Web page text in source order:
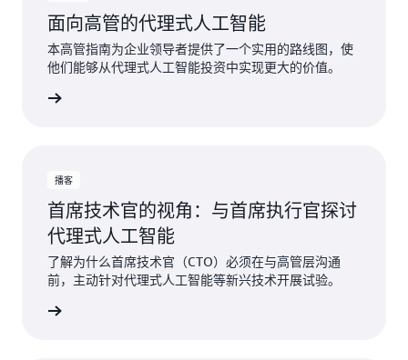
面向高管的代理式人工智能
本高管指南为企业领导者提供了一个实用的路线图，使
他们能够从代理式人工智能投资中实现更大的价值。
播客
首席技术官的视角：与首席执行官探讨
代理式人工智能
了解为什么首席技术官（CTO）必须在与高管层沟通
前，主动针对代理式人工智能等新兴技术开展试验。